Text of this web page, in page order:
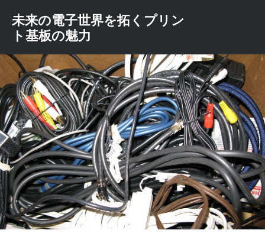
ン
ツ
へ
ス
キ
ッ
プ
未来の電子世界を拓くプリン
ト基板の魅力